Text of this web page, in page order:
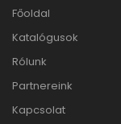
Főoldal
Katalógusok
Rólunk
Partnereink
Kapcsolat